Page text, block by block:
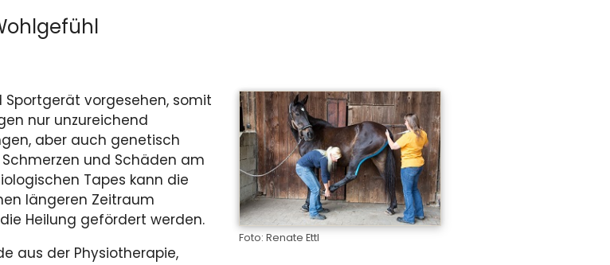
Foto: Renate Ettl
vorgesehen, somit
nur unzureichend
aber auch genetisch
und Schäden am
Tapes kann die
längeren Zeitraum
Heilung gefördert werden.
aus der Physiotherapie,